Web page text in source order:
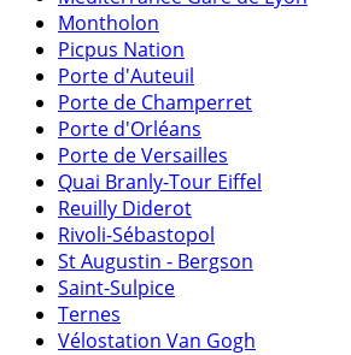
Montholon
Picpus Nation
Porte d'Auteuil
Porte de Champerret
Porte d'Orléans
Porte de Versailles
Quai Branly-Tour Eiffel
Reuilly Diderot
Rivoli-Sébastopol
St Augustin - Bergson
Saint-Sulpice
Ternes
Vélostation Van Gogh